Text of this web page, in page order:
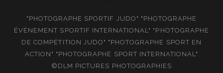
"PHOTOGRAPHE SPORTIF JUDO" "PHOTOGRAPHE
ÉVÉNEMENT SPORTIF INTERNATIONAL" "PHOTOGRAPHE
DE COMPÉTITION JUDO" "PHOTOGRAPHE SPORT EN
ACTION" "PHOTOGRAPHE SPORT INTERNATIONAL"
©DLM PICTURES PHOTOGRAPHIES